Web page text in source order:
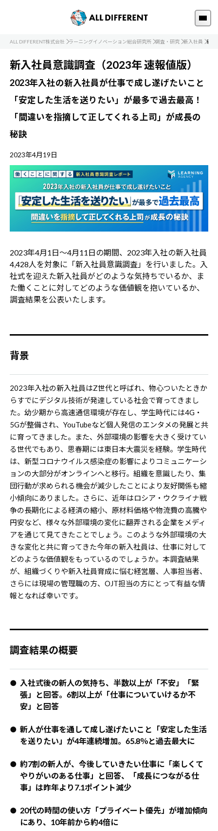
ALL DIFFERENT株式会社 ラーニングイノベーション総合研究所 調査・研究 新入社員 新入
新入社員意識調査（2023年 速報値版）
2023年入社の新入社員が仕事で成し遂げたいこと
「安定した生活を送りたい」が最多で過去最高！
「間違いを指摘して正してくれる上司」が成長の
秘訣
2023年4月19日
2023年4月1日～4月11日の期間、2023年入社の新入社員
4,428人を対象に「新入社員意識調査」を行いました。入
社式を迎えた新入社員がどのような気持ちでいるか、ま
た働くことに対してどのような価値観を抱いているか、
調査結果を公表いたします。
背景
2023年入社の新入社員はZ世代と呼ばれ、物心ついたときか
らすでにデジタル技術が発達している社会で育ってきまし
た。幼少期から高速通信環境が存在し、学生時代には4G・
5Gが整備され、YouTubeなど個人発信のエンタメの発展と共
に育ってきました。また、外部環境の影響を大きく受けてい
る世代でもあり、思春期には東日本大震災を経験。学生時代
は、新型コロナウイルス感染症の影響によりコミュニケーシ
ョンの大部分がオンラインへと移行。組織を意識したり、集
団行動が求められる機会が減少したことにより友好関係も縮
小傾向にありました。さらに、近年はロシア・ウクライナ戦
争の長期化による経済の縮小、原材料価格や物流費の高騰や
円安など、様々な外部環境の変化に翻弄される企業をメディ
アを通じて見てきたことでしょう。このような外部環境の大
きな変化と共に育ってきた今年の新入社員は、仕事に対して
どのような価値観をもっているのでしょうか。本調査結果
が、組織づくりや新入社員育成に悩む経営層、人事担当者、
さらには現場の管理職の方、OJT担当の方にとって有益な情
報となれば幸いです。
調査結果の概要
● 入社式後の新人の気持ち、半数以上が「不安」「緊
張」と回答。6割以上が「仕事についていけるか不
安」と回答
● 新人が仕事を通して成し遂げたいこと「安定した生活
を送りたい」が4年連続増加。65.8％と過去最大に
● 約7割の新人が、今後していきたい仕事に「楽しくて
やりがいのある仕事」と回答、「成長につながる仕
事」は昨年より7.1ポイント減少
● 20代の時間の使い方「プライベート優先」が増加傾向
にあり、10年前から約4倍に